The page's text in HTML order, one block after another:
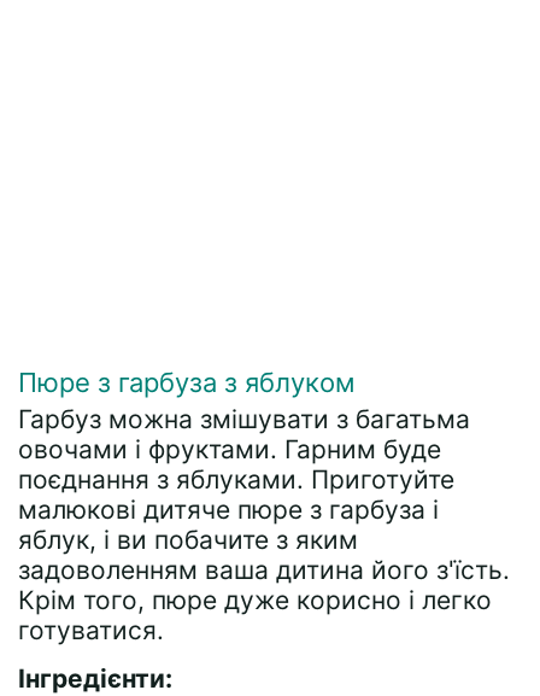
Пюре з гарбуза з яблуком
Гарбуз можна змішувати з багатьма
овочами і фруктами. Гарним буде
поєднання з яблуками. Приготуйте
малюкові дитяче пюре з гарбуза і
яблук, і ви побачите з яким
задоволенням ваша дитина його з'їсть.
Крім того, пюре дуже корисно і легко
готуватися.
Інгредієнти: